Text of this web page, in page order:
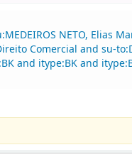
NETO, Elias
Comercial and su-
and itype:BK and